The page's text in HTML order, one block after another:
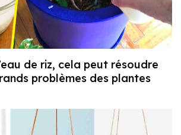
de riz, cela peut résoudre
problèmes des plantes